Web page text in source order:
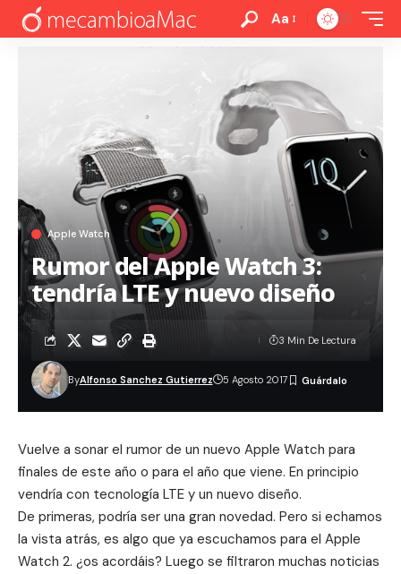
Aa
Apple Watch
Rumor del Apple Watch 3:
tendría LTE y nuevo diseño
ByAlfonso Sanchez Gutierrez 5 Agosto 2017
3 Min De Lectura
Vuelve a sonar el rumor de un nuevo Apple Watch para
finales de este año o para el año que viene. En principio
vendría con tecnología LTE y un nuevo diseño.
De primeras, podría ser una gran novedad. Pero si echamos
la vista atrás, es algo que ya escuchamos para el Apple
Watch 2. ¿os acordáis? Luego se filtraron muchas noticias